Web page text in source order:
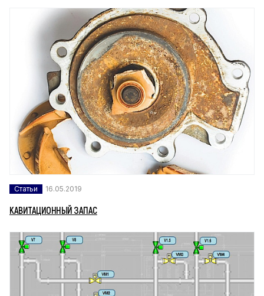
Статьи 16.05.2019
КАВИТАЦИОННЫЙ ЗАПАС